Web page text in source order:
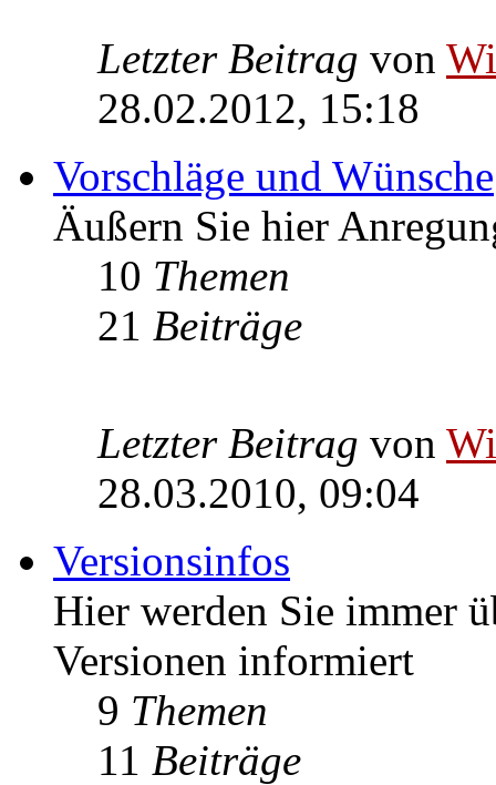
Letzter Beitrag von
28.02.2012, 15:18
Vorschläge und Wünsche
Äußern Sie hier
10 Themen
21 Beiträge
Letzter Beitrag von
28.03.2010, 09:04
Versionsinfos
Hier werden Sie immer
Versionen informiert
9 Themen
11 Beiträge